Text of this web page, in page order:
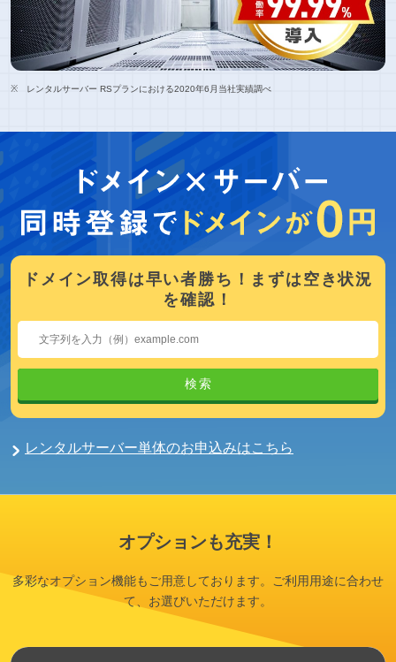
レンタルサーバー RSプランにおける2020年6月当社実績調べ
ドメイン取得は早い者勝ち！まずは空き状況
を確認！
検索
レンタルサーバー単体のお申込みはこちら
オプションも充実！
多彩なオプション機能もご用意しております。ご利用用途に合わせ
て、お選びいただけます。